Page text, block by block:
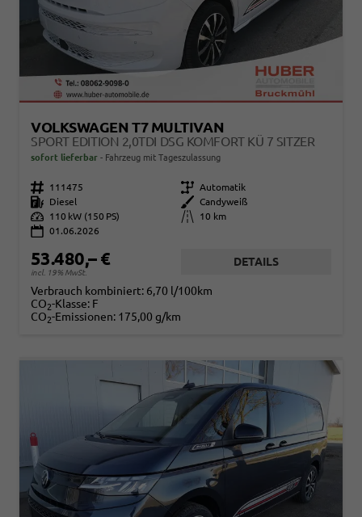
VOLKSWAGEN T7 MULTIVAN
SPORT EDITION 2,0TDI DSG KOMFORT KÜ 7 SITZER
sofort lieferbar Fahrzeug mit Tageszulassung
Fahrzeugnr. 111475 Getriebe Automatik
Kraftstoff
Diesel Außenfarbe
Candyweiß
Leistung
110 kW (150 PS) Kilometerstand
10 km
01.06.2026
53.480,– €
incl. 19% MwSt.
DETAILS
Verbrauch kombiniert: 6,70 l/100km
CO2-Klasse: F
CO2-Emissionen: 175,00 g/km